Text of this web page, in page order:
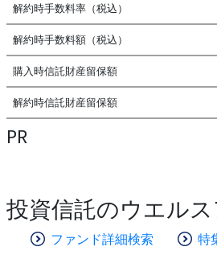
解約時手数料率（税込）
解約時手数料額（税込）
購入時信託財産留保額
解約時信託財産留保額
PR
投資信託のウエル
ファンド詳細検索
特